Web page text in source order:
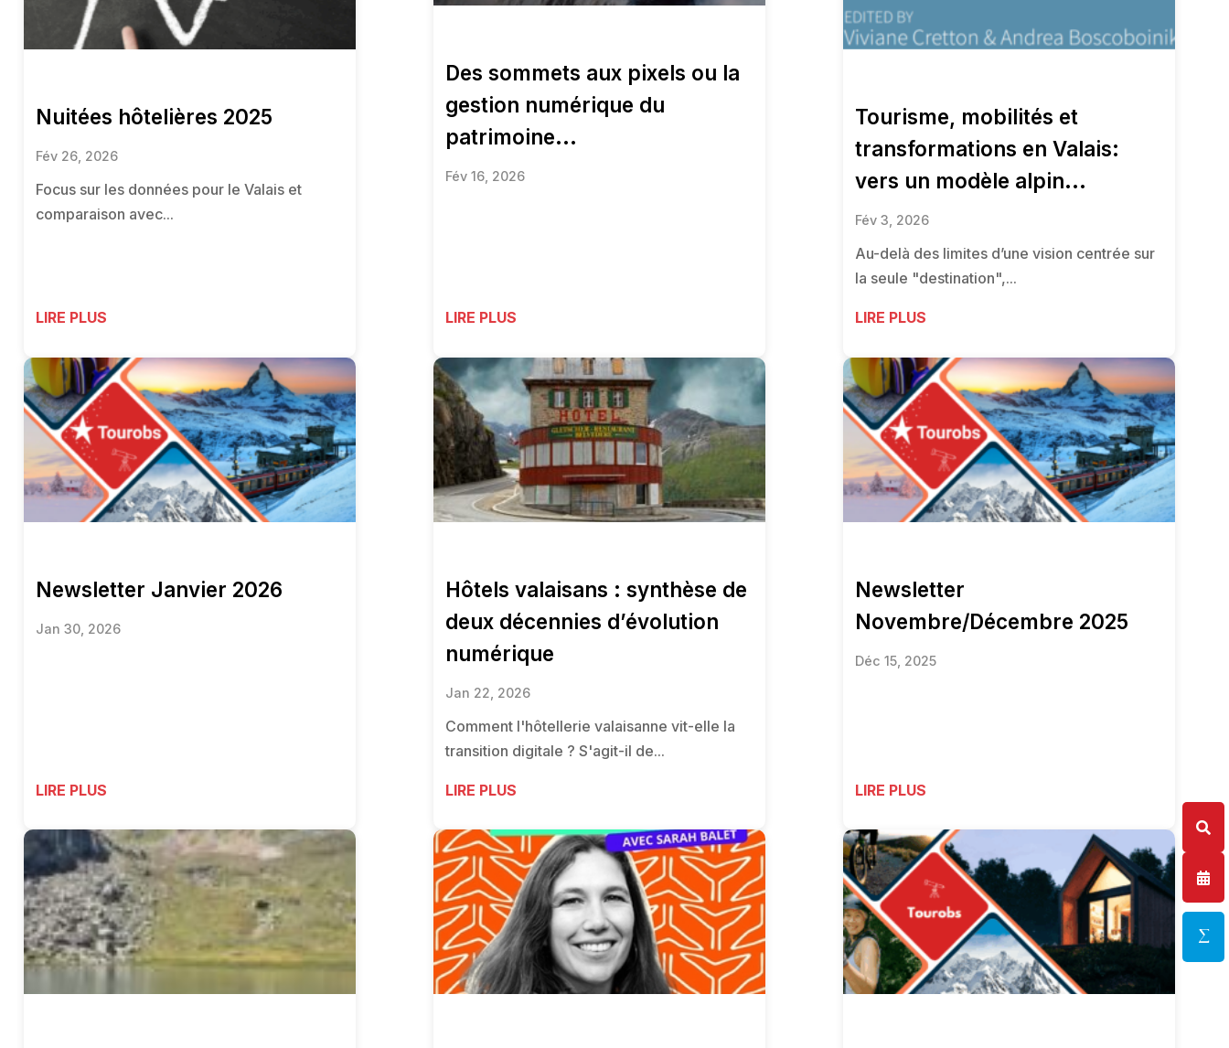
Nuitées hôtelières 2025
Fév 26, 2026
Focus sur les données pour le Valais et
comparaison avec...
LIRE PLUS
Des sommets aux pixels ou la
gestion numérique du
patrimoine...
Fév 16, 2026
LIRE PLUS
Tourisme, mobilités et
transformations en Valais:
vers un modèle alpin...
Fév 3, 2026
Au-delà des limites d’une vision centrée sur
la seule "destination",...
LIRE PLUS
Newsletter Janvier 2026
Jan 30, 2026
LIRE PLUS
Hôtels valaisans : synthèse de
deux décennies d’évolution
numérique
Jan 22, 2026
Comment l'hôtellerie valaisanne vit-elle la
transition digitale ? S'agit-il de...
LIRE PLUS
Newsletter
Novembre/Décembre 2025
Déc 15, 2025
LIRE PLUS